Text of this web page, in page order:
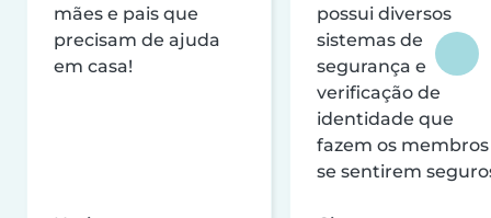
mães e pais que
precisam de ajuda
em casa!
possui diversos
sistemas de
segurança e
verificação de
identidade que
fazem os membros
se sentirem